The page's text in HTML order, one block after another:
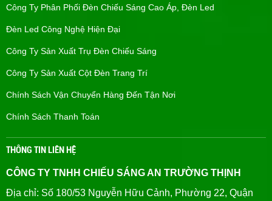
Công Ty Phân Phối Đèn Chiếu Sáng Cao Áp, Đèn Led
Đèn Led Công Nghệ Hiện Đại
Công Ty Sản Xuất Trụ Đèn Chiếu Sáng
Công Ty Sản Xuất Cột Đèn Trang Trí
Chính Sách Vận Chuyển Hàng Đến Tận Nơi
Chính Sách Thanh Toán
THÔNG TIN LIÊN HỆ
CÔNG TY TNHH CHIẾU SÁNG AN TRƯỜNG THỊNH
Địa chỉ: Số 180/53 Nguyễn Hữu Cảnh, Phường 22, Quận